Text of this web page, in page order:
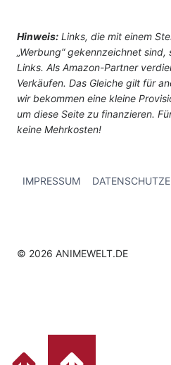
Hinweis: Links, die mit einem
„Werbung“ gekennzeichnet
Links. Als Amazon-Partner
Verkäufen. Das Gleiche gilt für
wir bekommen eine kleine
um diese Seite zu finanzieren.
keine Mehrkosten!
IMPRESSUM
© 2026 ANIMEWELT.DE